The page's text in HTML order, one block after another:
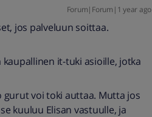
Forum|Forum|1 year ago
jos palveluun soittaa.
it-tuki asioille, jotka
gurut voi toki auttaa. Mutta jos
kuuluu Elisan vastuulle, ja